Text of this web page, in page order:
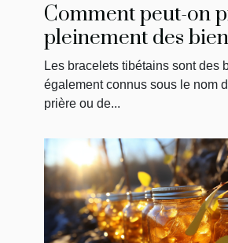
Comment peut-on
pleinement des
d’un bracelet
Les bracelets tibétains sont des
également connus sous le nom
prière ou de...